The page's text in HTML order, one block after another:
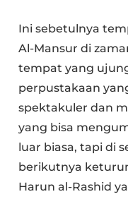
Ini sebetulnya
Al-Mansur di
tempat yang
perpustakaan
spektakuler dan
yang bisa
luar biasa, tapi di
berikutnya
Harun al-Rashid